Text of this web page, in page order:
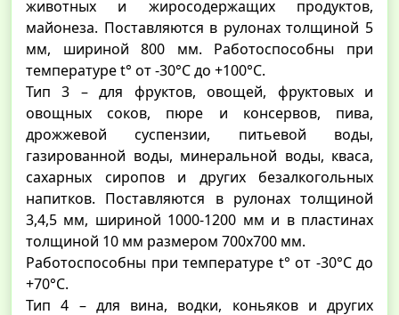
животных и жиросодержащих продуктов,
майонеза. Поставляются в рулонах толщиной 5
мм, шириной 800 мм. Работоспособны при
температуре t° от -30°С до +100°С.
Тип 3 – для фруктов, овощей, фруктовых и
овощных соков, пюре и консервов, пива,
дрожжевой суспензии, питьевой воды,
газированной воды, минеральной воды, кваса,
сахарных сиропов и других безалкогольных
напитков. Поставляются в рулонах толщиной
3,4,5 мм, шириной 1000-1200 мм и в пластинах
толщиной 10 мм размером 700х700 мм.
Работоспособны при температуре t° от -30°С до
+70°С.
Тип 4 – для вина, водки, коньяков и других